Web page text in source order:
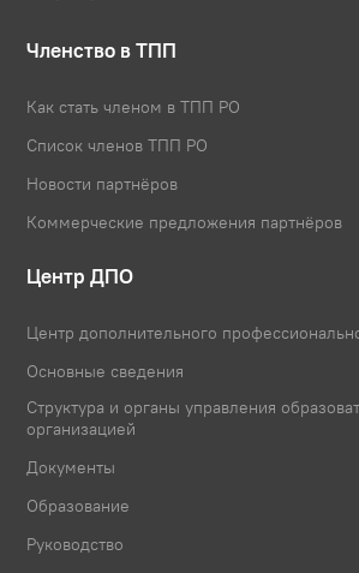
Членство в ТПП
Как стать членом в ТПП РО
Список членов ТПП РО
Новости партнёров
Коммерческие предложения партнёров
Центр ДПО
Центр дополнительного
Основные сведения
Структура и органы управления
организацией
Документы
Образование
Руководство